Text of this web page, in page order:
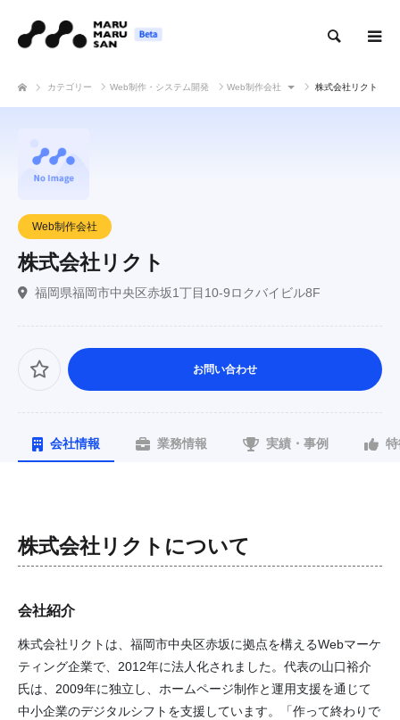
カテゴリー Web制作・システム開発 Web制作会社 株式会社リクト
Web制作会社
株式会社リクト
福岡県福岡市中央区赤坂1丁目10-9ロクバイビル8F
お問い合わせ
会社情報 業務情報 実績・事例
株式会社リクト について
会社紹介
株式会社リクトは、福岡市中央区赤坂に拠点を構えるWebマーケ
ティング企業で、2012年に法人化されました。代表の山口裕介
氏は、2009年に独立し、ホームページ制作と運用支援を通じて
中小企業のデジタルシフトを支援しています。「作って終わりで